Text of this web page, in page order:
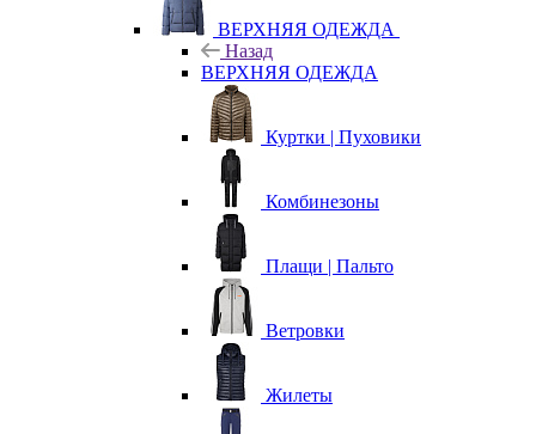
ВЕРХНЯЯ ОДЕЖДА
Назад
ВЕРХНЯЯ ОДЕЖДА
Куртки | Пуховики
Комбинезоны
Плащи | Пальто
Ветровки
Жилеты